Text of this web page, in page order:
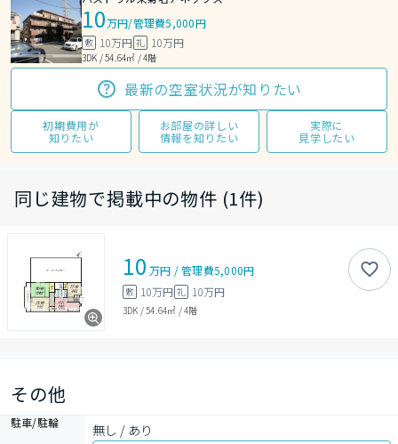
10万円/管理費5,000円
敷 10万円 礼 10万円
3DK / 54.64㎡ / 4階
最新の空室状況が知りたい
初期費用が
知りたい
お部屋の詳しい
情報を知りたい
実際に
見学したい
同じ建物で掲載中の物件 (1件)
10 万円 /管理費5,000円
敷 10万円 礼 10万円
3DK /54.64㎡ /4階
その他
駐車/駐輪 無し / あり